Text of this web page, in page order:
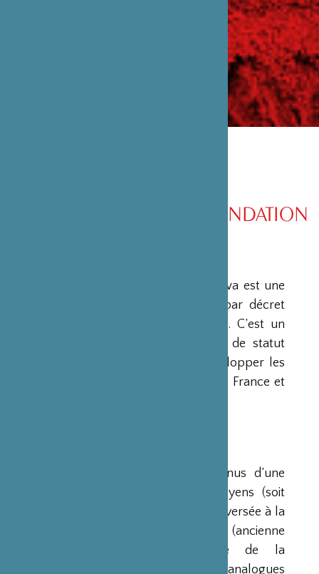
PRÉSENTATION DE LA FONDATION
La Fondation Franco-Japonaise Sasakawa est une
fondation reconnue d’utilité publique par décret
du Premier Ministre du 23 mars 1990. C’est un
organisme privé, sans but lucratif et de statut
français, qui a pour mission de « développer les
relations culturelles et d’amitié entre la France et
Ses ressources proviennent des revenus d’une
dotation initiale de trois milliards de yens (soit
environ 20 millions d’euros à l’époque) versée à la
France par la Fondation Nippon (ancienne
Fondation de l’Industrie Japonaise de la
Construction Navale). Des institutions analogues